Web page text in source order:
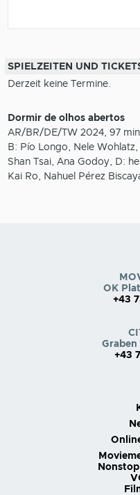
SPIELZEITEN UND
Derzeit keine Termine.
Dormir de olhos abertos
AR/BR/DE/TW 2024, 97
B: Pío Longo, Nele
Shan Tsai, Ana Godoy, D:
Kai Ro, Nahuel Pérez
OK
+43
+43